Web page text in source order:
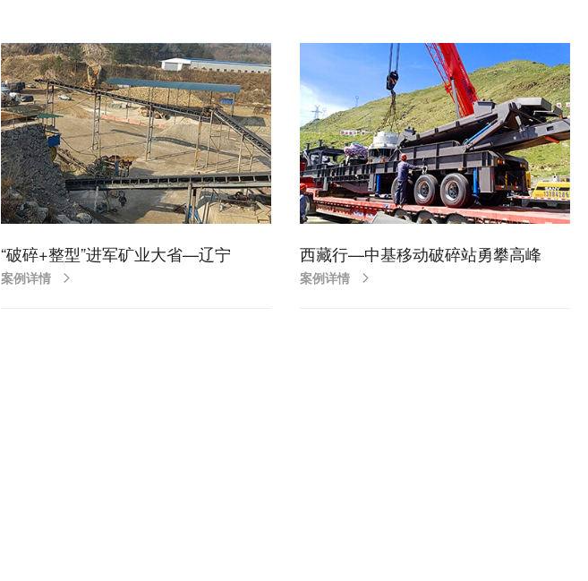
“破碎+整型”进军矿业大省—辽宁
案例详情
西藏行—中基移动破碎站勇攀高峰
案例详情